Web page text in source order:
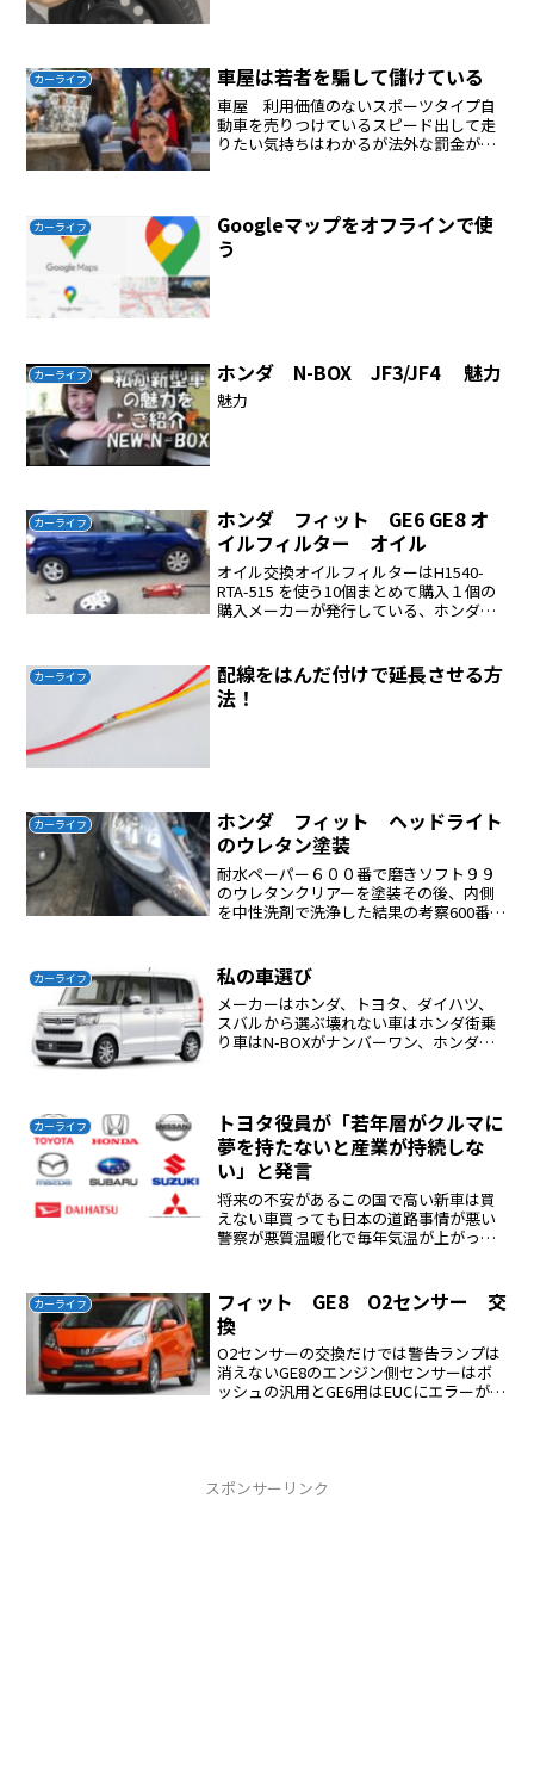
カーライフ 車屋は若者を騙して儲けている
車屋 利用価値のないスポーツタイプ自
動車を売りつけているスピード出して走
りたい気持ちはわかるが法外な罰金が待
多い、道幅が狭い、高速料...
カーライフ
Googleマップをオフラインで使
う
カーライフ ホンダ N-BOX JF3/JF4 魅力
魅力
カーライフ
ホンダ フィット GE6 GE8 オ
イルフィルター オイル
オイル交換オイルフィルターはH1540-
RTA-515 を使う10個まとめて購入１個の
購入メーカーが発行している、ホンダ・
ジンオイルは0W-20，5W-30，5W...
カーライフ
配線をはんだ付けで延長させる方
法！
カーライフ
ホンダ フィット ヘッドライト
のウレタン塗装
耐水ペーパー６００番で磨きソフト９９
のウレタンクリアーを塗装その後、内側
を中性洗剤で洗浄した結果の考察600番で
に仕上がったと考えている。
カーライフ 私の車選び
メーカーはホンダ、トヨタ、ダイハツ、
スバルから選ぶ壊れない車はホンダ街乗
り車はN-BOXがナンバーワン、ホンダフ
カーライフ
トヨタ役員が「若年層がクルマに
夢を持たないと産業が持続しな
い」と発言
将来の不安があるこの国で高い新車は買
えない車買っても日本の道路事情が悪い
警察が悪質温暖化で毎年気温が上がって
かし今の若者は可哀想非正規社員、給料
が安い民間は縮小している...
カーライフ
フィット GE8 O2センサー 交
換
O2センサーの交換だけでは警告ランプは
消えないGE8のエンジン側センサーはボ
ッシュの汎用とGE6用はEUCにエラーが出
スポンサーリンク